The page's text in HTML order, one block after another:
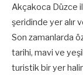
Akçakoca Düzce
şeridinde yer alır
Son zamanlarda
tarihi, mavi ve
turistik bir yer